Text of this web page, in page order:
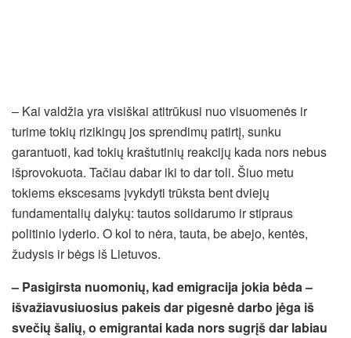
– Kai valdžia yra visiškai atitrūkusi nuo visuomenės ir
turime tokių rizikingų jos sprendimų patirtį, sunku
garantuoti, kad tokių kraštutinių reakcijų kada nors nebus
išprovokuota. Tačiau dabar iki to dar toli. Šiuo metu
tokiems ekscesams įvykdyti trūksta bent dviejų
fundamentalių dalykų: tautos solidarumo ir stipraus
politinio lyderio. O kol to nėra, tauta, be abejo, kentės,
žudysis ir bėgs iš Lietuvos.
– Pasigirsta nuomonių, kad emigracija jokia bėda –
išvažiavusiuosius pakeis dar pigesnė darbo jėga iš
svečių šalių, o emigrantai kada nors sugrįš dar labiau